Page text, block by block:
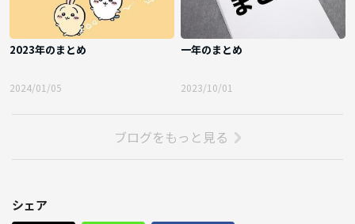
2023年のまとめ
2024/01/05
一年のまとめ
2023/10/01
ブログをもっと見る
シェア